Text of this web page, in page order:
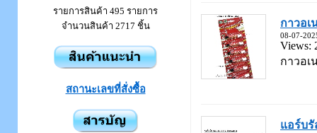
รายการสินค้า 495 รายการ
จำนวนสินค้า 2717 ชิ้น
สถานะเลขที่สั่งซื้อ
กาวอเ
08-07-
Views:
กาวอเ
แอร์บรั